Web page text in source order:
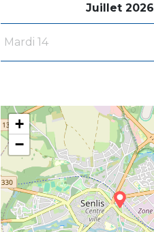
Juillet 2026
Mardi 14
+
−